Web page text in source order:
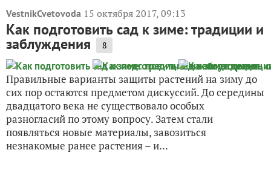
VestnikCvetovoda 15 октября 2017, 09:13
Как подготовить сад к зиме: традиции и
заблуждения 8
Правильные варианты защиты растений на зиму до
сих пор остаются предметом дискуссий. До середины
двадцатого века не существовало особых
разногласий по этому вопросу. Затем стали
появляться новые материалы, завозиться
незнакомые ранее растения – и...